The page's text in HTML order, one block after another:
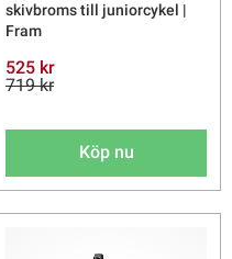
skivbroms till juniorcykel |
Fram
525 kr
719 kr
Köp nu